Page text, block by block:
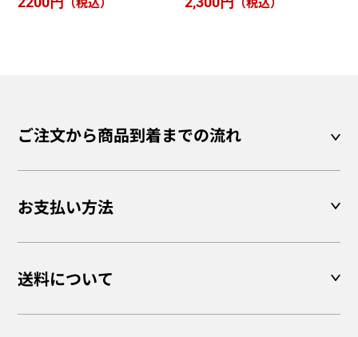
ご注文から商品到着までの流れ
お支払い方法
送料について